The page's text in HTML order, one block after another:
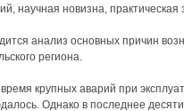
научная новизна,
анализ основных причин
региона.
крупных аварий при
Однако в последнее